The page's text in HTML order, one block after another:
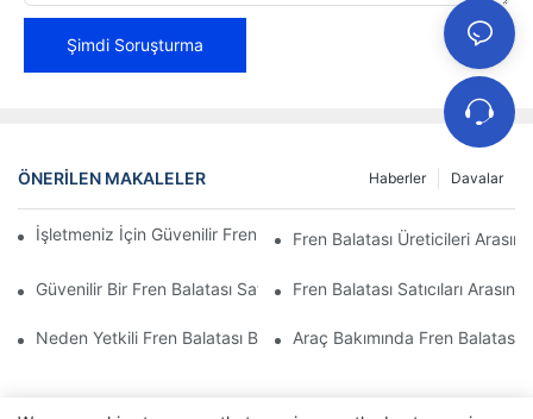
Şimdi Soruşturma
ÖNERILEN MAKALELER Davalar
Haberler
İşletmeniz İçin Güvenilir Fren Balatası Distribütörleri Bulmak
Fren Balatası Üreticileri
Güvenilir Bir Fren Balatası Satıcısının En Önemli Özellikleri
Fren Balatası Satıcıları
Neden Yetkili Fren Balatası Bayisini Seçmelisiniz?
Araç Bakımında Fren Balatası